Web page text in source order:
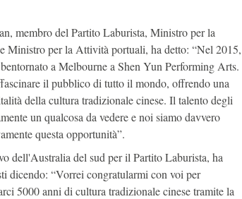
membro del Partito Laburista, Ministro per la
Ministro per la Attività portuali, ha detto: “Nel 2015,
a Melbourne a Shen Yun Performing Arts.
il pubblico di tutto il mondo, offrendo una
della cultura tradizionale cinese. Il talento degli
un qualcosa da vedere e noi siamo davvero
questa opportunità”.
dell'Australia del sud per il Partito Laburista, ha
dicendo: “Vorrei congratularmi con voi per
5000 anni di cultura tradizionale cinese tramite la